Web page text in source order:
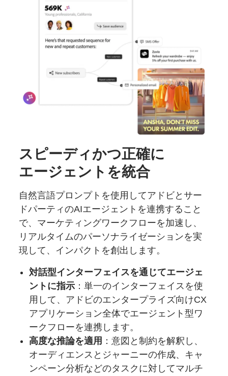
スピーディかつ正確に
エージェントを統合
自然言語プロンプトを使用してアドビとサー
ドパーティのAIエージェントを連携すること
で、マーケティングワークフローを加速し、
リアルタイムのパーソナライゼーションを実
現して、インパクトを創出します。
対話型インターフェイスを通じてエージェ
ントに指示 ：単一のインターフェイスを使
用して、アドビのエンタープライズ向けCX
アプリケーション全体でエージェント型ワ
ークフローを連携します。
高度な推論を適用 ：意図と制約を解釈し、
オーディエンスとジャーニーの作成、キャ
ンペーン分析などのタスクに対してマルチ